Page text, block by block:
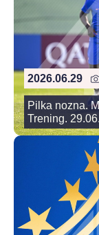
2026.06.29
Pilka nozna.
Trening.